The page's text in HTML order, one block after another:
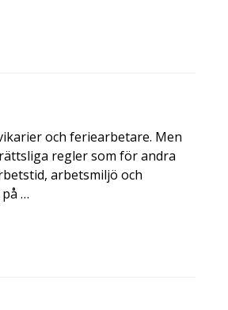
och feriearbetare. Men
regler som för andra
arbetsmiljö och
…